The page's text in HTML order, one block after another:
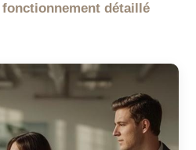
détaillé